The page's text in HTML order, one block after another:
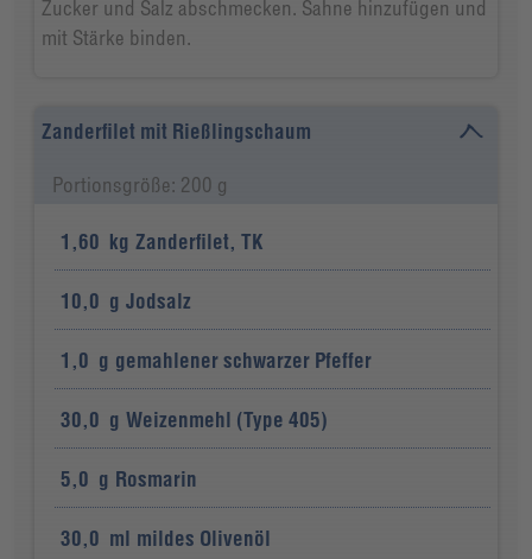
Zucker und Salz abschmecken. Sahne hinzufügen und
mit Stärke binden.
Zanderfilet mit Rießlingschaum
Portionsgröße: 200 g
1,60 kg Zanderfilet, TK
10,0 g Jodsalz
1,0 g gemahlener schwarzer Pfeffer
30,0 g Weizenmehl (Type 405)
5,0 g Rosmarin
30,0 ml mildes Olivenöl